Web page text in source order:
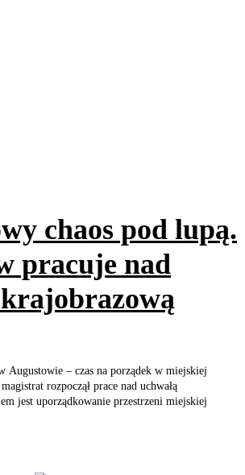
chaos pod lupą.
pracuje nad
krajobrazową
Augustowie – czas na porządek w miejskiej
rozpoczął prace nad uchwałą
jest uporządkowanie przestrzeni miejskiej